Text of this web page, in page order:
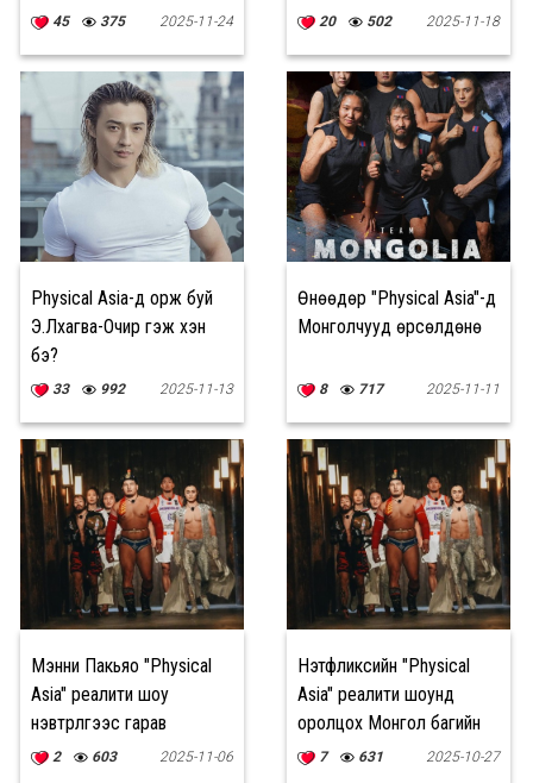
ХҮНДЭТГЭЛИЙН ДУУ
45 375 2025-11-24 20 502 2025-11-18
Physical Asia-д орж буй
Э.Лхагва-Очир гэж хэн
бэ?
33 992 2025-11-13
Өнөөдөр "Physical Asia"-д
Монголчууд өрсөлдөнө
8 717 2025-11-11
Мэнни Пакьяо "Physical
Asia" реалити шоу
нэвтрүүлгээс гарав
2 603 2025-11-06
Нэтфликсийн "Physical
Asia" реалити шоунд
оролцох Монгол багийн
танилцуулга цацагдлаа
7 631 2025-10-27